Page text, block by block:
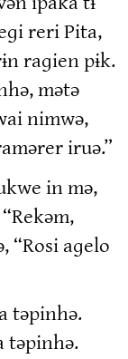
reri Pita,
raɡien pɨk.
mətə
nimwə,
iruə.”
in mə,
“Rosi aɡelo
təpinhə.
təpinhə.